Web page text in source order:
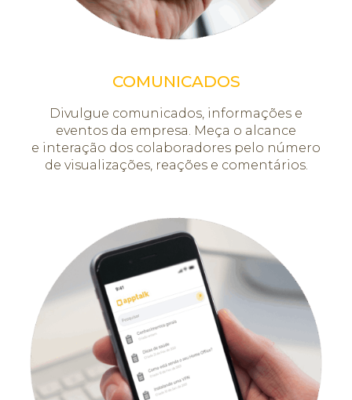
COMUNICADOS
Divulgue comunicados, informações e
eventos da empresa. Meça o alcance
e interação dos colaboradores pelo número
de visualizações, reações e comentários.